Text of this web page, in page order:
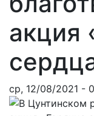
акция
ср, 12/08/2021 -